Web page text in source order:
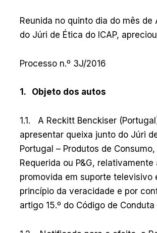
Reunida no quinto dia do mês
do Júri de Ética do ICAP,
Processo n.º 3J/2016
1. Objeto dos autos
1.1. A Reckitt Benckiser
apresentar queixa junto do Júri
Portugal – Produtos de
Requerida ou P&G,
promovida em suporte televisivo
princípio da veracidade e por
artigo 15.º do Código de